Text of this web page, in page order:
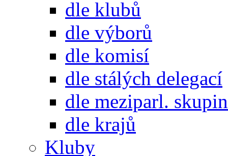
dle klubů
dle výborů
dle komisí
dle stálých delegací
dle meziparl. skupin
dle krajů
Kluby